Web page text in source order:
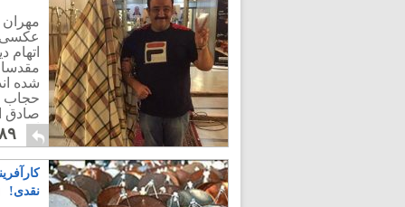
مهران
عکسی
شده
حجاب
صادق
است!
نقدی!